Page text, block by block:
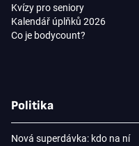
Kvízy pro seniory
Kalendář úplňků 2026
Co je bodycount?
Politika
Nová superdávka: kdo na ní